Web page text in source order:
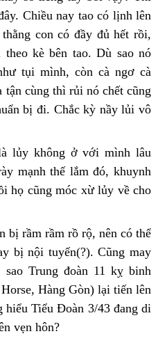
Chiều nay tao có lịnh lên
con có đầy đủ hết rồi,
kè bên tao. Dù sao nó
tụi mình, còn cà ngơ cà
tận cùng thì rủi nó chết cũng
bị đi. Chắc kỳ nầy lủi vô
lủy không ở với mình lâu
mạnh thế lắm đó, khuynh
họ cũng móc xừ lủy về cho
bị rầm rầm rồ rộ, nên có thể
bị nội tuyến(?). Cũng may
Trung đoàn 11 kỵ binh
Hàng Gòn) lại tiến lên
Tiểu Đoàn 3/43 đang di
vẹn hôn?